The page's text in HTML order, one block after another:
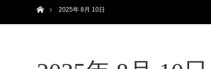
2025年 8月 10日